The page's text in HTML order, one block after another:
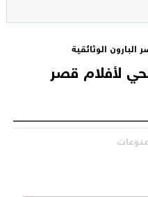
الوثائقية
لأفلام قصر